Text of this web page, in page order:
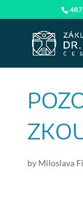
by Miloslava